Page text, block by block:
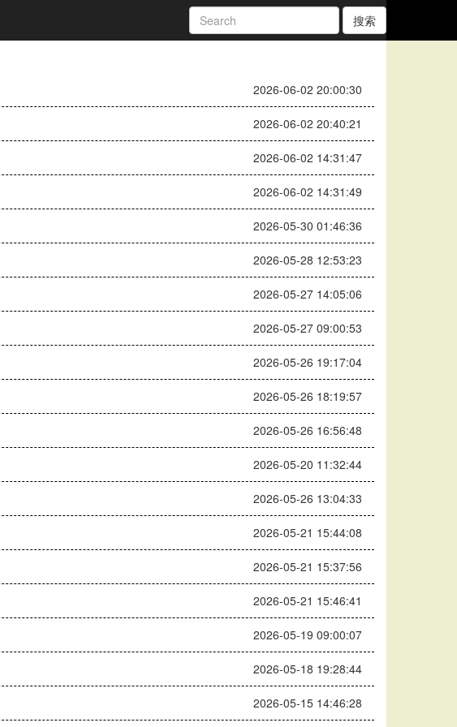
搜索
2026-06-02 20:00:30
2026-06-02 20:40:21
2026-06-02 14:31:47
2026-06-02 14:31:49
2026-05-30 01:46:36
2026-05-28 12:53:23
2026-05-27 14:05:06
2026-05-27 09:00:53
2026-05-26 19:17:04
2026-05-26 18:19:57
2026-05-26 16:56:48
2026-05-20 11:32:44
2026-05-26 13:04:33
2026-05-21 15:44:08
2026-05-21 15:37:56
2026-05-21 15:46:41
2026-05-19 09:00:07
2026-05-18 19:28:44
2026-05-15 14:46:28